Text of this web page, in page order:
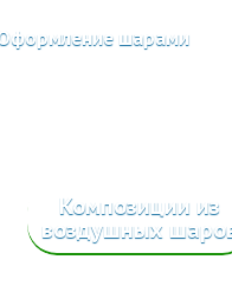
шарами
Композиции из
воздушных